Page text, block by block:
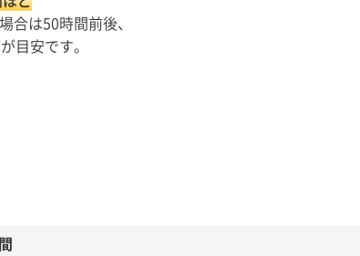
合は50時間前後、
目安です。